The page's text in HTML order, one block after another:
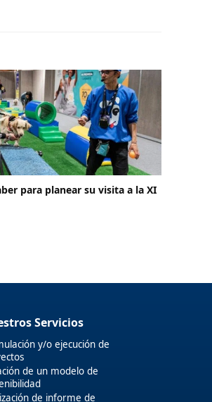
para planear su visita a la XI
Servicios
y/o ejecución de
de un modelo de
de informe de